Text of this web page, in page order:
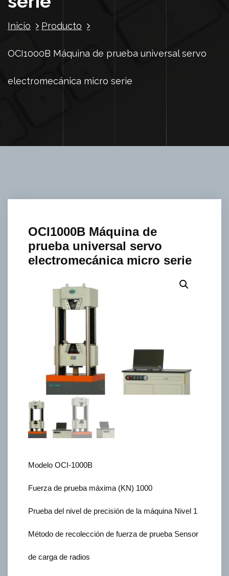
Inicio Producto
OCI1000B Máquina de prueba universal servo
electromecánica micro serie
OCI1000B Máquina de
prueba universal servo
electromecánica micro serie
Modelo OCI-1000B
Fuerza de prueba máxima (KN) 1000
Prueba del nivel de precisión de la máquina Nivel 1
Método de recolección de fuerza de prueba Sensor
de carga de radios